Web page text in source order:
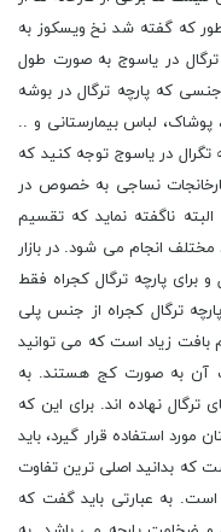
که گفته شد نخ ویسکوز به
ترگال در یاسوج به صورت طول
که پارچه ترگال در بوشه
پوشاک، لباس بیمارستانی و ..
تگرال در یاسوج توجه کنید که
نساجی به خصوص در
ناگفته نماید که تقسیم
مختلف انجام می شود. در بازار
و برای پارچه ترگال کجراه فقط
ترگال کجراه از جنس پلی
بافت زیاد است که می توانید
آن به صورت کج هستند. به
ترگال نهاده اند. برای این که
مورد استفاده قرار گیرد، باید
که بدانید اصلی ترین تفاوت
است. به عبارتی باید گفت که